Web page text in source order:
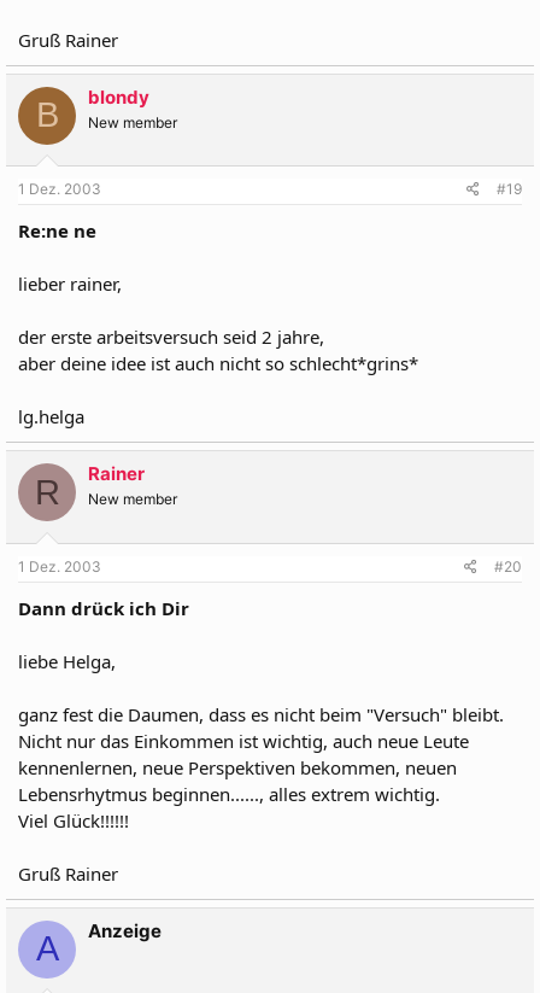
Gruß Rainer
B blondy
New member
1 Dez. 2003 #19
Re:ne ne
lieber rainer,
der erste arbeitsversuch seid 2 jahre,
aber deine idee ist auch nicht so schlecht*grins*
lg.helga
R Rainer
New member
1 Dez. 2003 #20
Dann drück ich Dir
liebe Helga,
ganz fest die Daumen, dass es nicht beim "Versuch" bleibt.
Nicht nur das Einkommen ist wichtig, auch neue Leute
kennenlernen, neue Perspektiven bekommen, neuen
Lebensrhytmus beginnen......, alles extrem wichtig.
Viel Glück!!!!!!
Gruß Rainer
A Anzeige